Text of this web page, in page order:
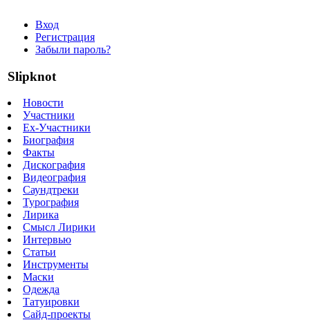
Вход
Регистрация
Забыли пароль?
Slipknot
Новости
Участники
Ex-Участники
Биография
Факты
Дискография
Видеография
Саундтреки
Турография
Лирика
Смысл Лирики
Интервью
Статьи
Инструменты
Маски
Одежда
Татуировки
Сайд-проекты